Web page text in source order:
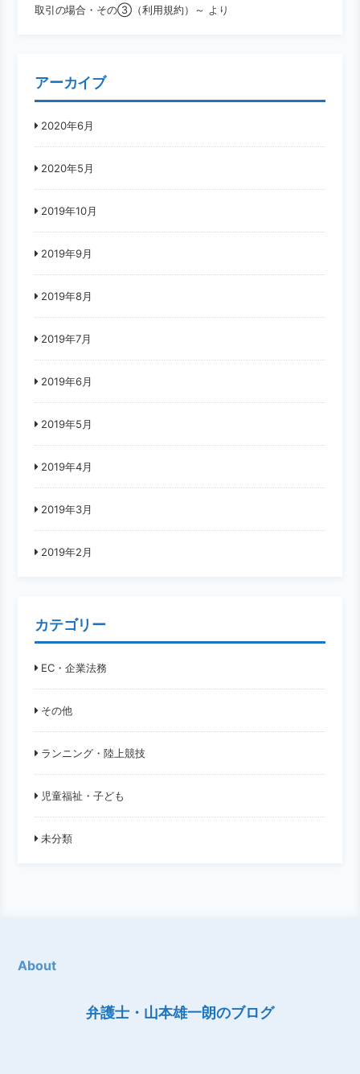
取引の場合・その③（利用規約）～ より
アーカイブ
2020年6月
2020年5月
2019年10月
2019年9月
2019年8月
2019年7月
2019年6月
2019年5月
2019年4月
2019年3月
2019年2月
カテゴリー
EC・企業法務
その他
ランニング・陸上競技
児童福祉・子ども
未分類
About
弁護士・山本雄一朗のブログ